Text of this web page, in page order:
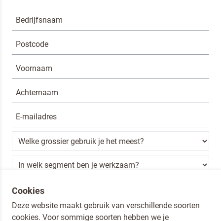
Ik ben een horeca professional
Door op versturen te klikken, ga je akkoord metonze voorwaarden.
Cookies
Deze website maakt gebruik van verschillende soorten
cookies. Voor sommige soorten hebben we je